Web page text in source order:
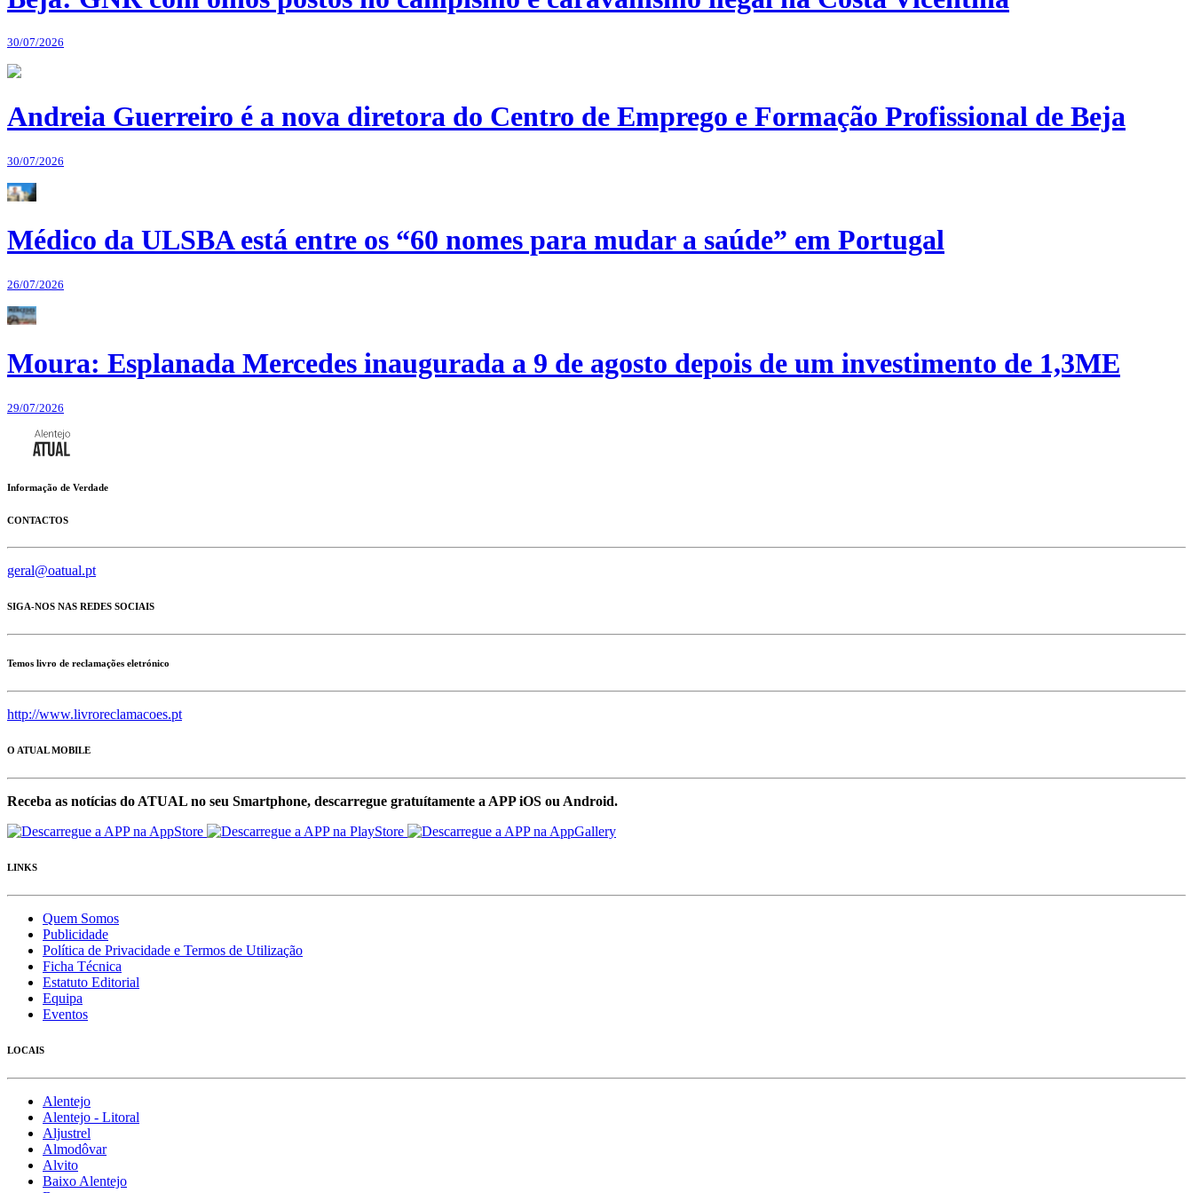
30/07/2026
Andreia Guerreiro é a nova diretora do Centro de Emprego e Formação Profissional de Beja
30/07/2026
Médico da ULSBA está entre os “60 nomes para mudar a saúde” em Portugal
26/07/2026
Moura: Esplanada Mercedes inaugurada a 9 de agosto depois de um investimento de 1,3ME
29/07/2026
Informação de Verdade
CONTACTOS
geral@oatual.pt
SIGA-NOS NAS REDES SOCIAIS
Temos livro de reclamações eletrónico
http://www.livroreclamacoes.pt
O ATUAL MOBILE
Receba as notícias do ATUAL no seu Smartphone, descarregue gratuítamente a APP iOS ou Android.
LINKS
Quem Somos
Publicidade
Política de Privacidade e Termos de Utilização
Ficha Técnica
Estatuto Editorial
Equipa
Eventos
LOCAIS
Alentejo
Alentejo - Litoral
Aljustrel
Almodôvar
Alvito
Baixo Alentejo